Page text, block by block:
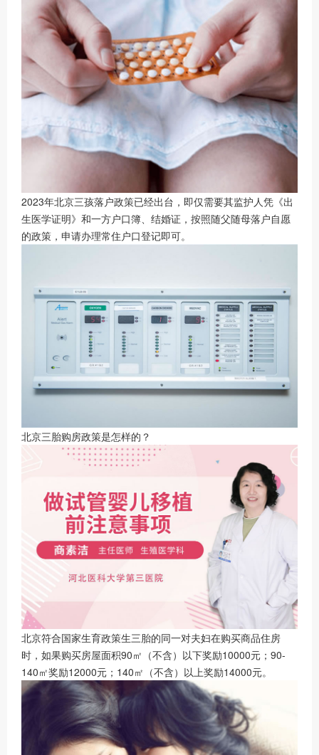
2023年北京三孩落户政策已经出台，即仅需要其监护人凭《出
生医学证明》和一方户口簿、结婚证，按照随父随母落户自愿
的政策，申请办理常住户口登记即可。
北京三胎购房政策是怎样的？
北京符合国家生育政策生三胎的同一对夫妇在购买商品住房
时，如果购买房屋面积90㎡（不含）以下奖励10000元；90-
140㎡奖励12000元；140㎡（不含）以上奖励14000元。